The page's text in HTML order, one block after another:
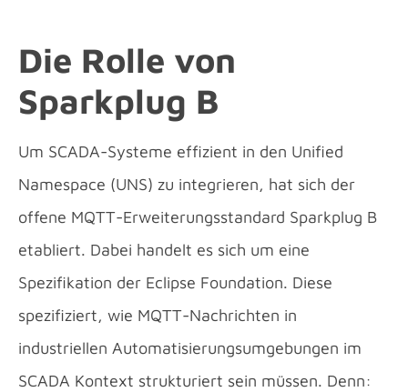
Die Rolle von
Sparkplug B
Um SCADA-Systeme effizient in den Unified
Namespace (UNS) zu integrieren, hat sich der
offene MQTT-Erweiterungsstandard Sparkplug B
etabliert. Dabei handelt es sich um eine
Spezifikation der Eclipse Foundation. Diese
spezifiziert, wie MQTT-Nachrichten in
industriellen Automatisierungsumgebungen im
SCADA Kontext strukturiert sein müssen. Denn: